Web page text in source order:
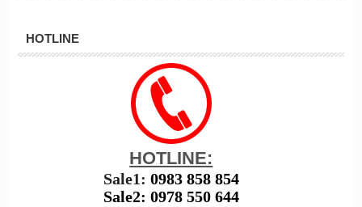
HOTLINE
HOTLINE:
Sale1: 0983 858 854
Sale2: 0978 550 644